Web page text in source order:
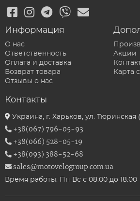
Информация
О нас
Ответственность
Оплата и доставка
Возврат товара
Отзывы о нас
Акции
Карта
Контакты
Украина, г. Харьков, ул. Тюринская
+38(067) 796-05-93
+38(066) 528-05-19
+38(093) 388-52-68
sales@motovelogroup.com.ua
Время работы: Пн-Вс с 08:00 до 18:00